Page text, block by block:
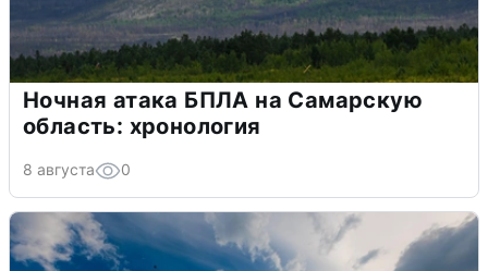
Ночная атака БПЛА на Самарскую
область: хронология
8 августа 0